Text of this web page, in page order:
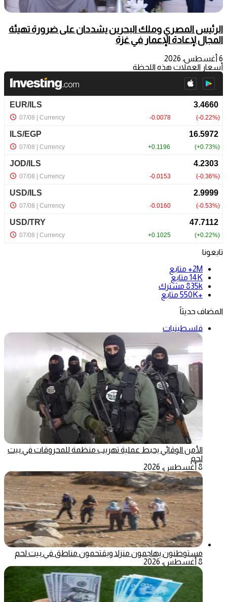
الرئيس المصري وملك البحرين يشددان على ضرورة تهيئة
المجال لإعادة الإعمار في غزة
6 أغسطس، 2026
أسعار العملات هذه اللحظة
تابعونا
2M+
متابع
14K متابع
835k مشترك
+550K
متابع
المضاف حديثاً
فلسطينيات
الأمن الوقائي يحبط عملية تهريب منظمة للمحروقات في بيت
لحم
8 أغسطس، 2026
مستوطنون يهاجمون منزلا ويقتحمون مناطق في بيت لحم
8 أغسطس، 2026